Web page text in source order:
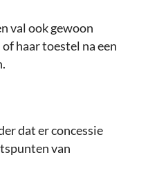
val ook gewoon
haar toestel na een
dat er concessie
van